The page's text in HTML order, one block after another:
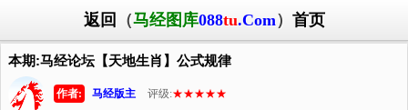
返回 （马经图库088tu.Com） 首页
本期:马经论坛【天地生肖】公式规律
作者: 马经版主 评级:★★★★★